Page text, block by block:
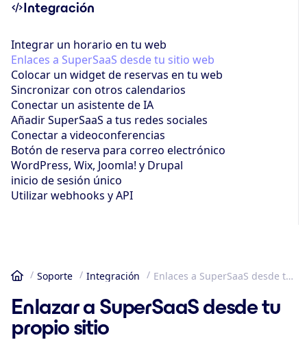
Integración
Integrar un horario en tu web
Enlaces a SuperSaaS desde tu sitio web
Colocar un widget de reservas en tu web
Sincronizar con otros calendarios
Conectar un asistente de IA
Añadir SuperSaaS a tus redes sociales
Conectar a videoconferencias
Botón de reserva para correo electrónico
WordPress, Wix, Joomla! y Drupal
inicio de sesión único
Utilizar webhooks y API
Inicio
Soporte Integración Enlaces a SuperSaaS desde tu sitio web
Enlazar a SuperSaaS desde tu
propio sitio